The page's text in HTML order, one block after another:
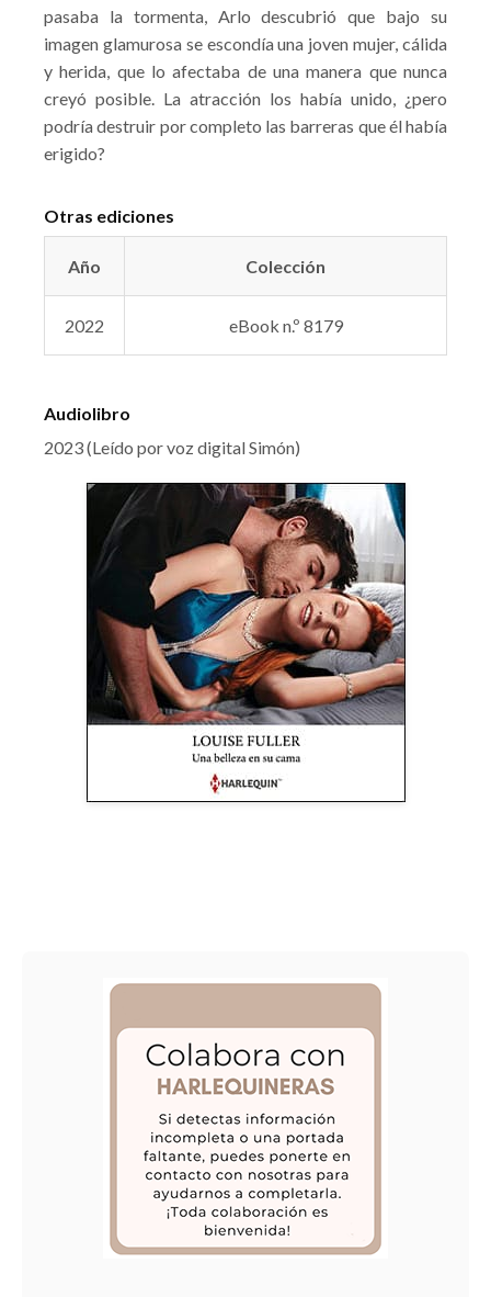
pasaba la tormenta, Arlo descubrió que bajo su
imagen glamurosa se escondía una joven mujer, cálida
y herida, que lo afectaba de una manera que nunca
creyó posible. La atracción los había unido, ¿pero
podría destruir por completo las barreras que él había
erigido?
Otras ediciones
Año Colección
2022 eBook n.º 8179
Audiolibro
2023 (Leído por voz digital Simón)